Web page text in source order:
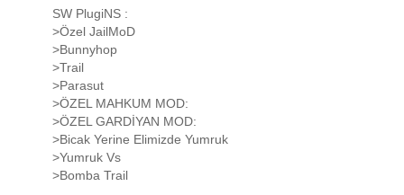
SW PlugiNS :
>Özel JailMoD
>Bunnyhop
>Trail
>Parasut
>ÖZEL MAHKUM MOD:
>ÖZEL GARDİYAN MOD:
>Bicak Yerine Elimizde Yumruk
>Yumruk Vs
>Bomba Trail